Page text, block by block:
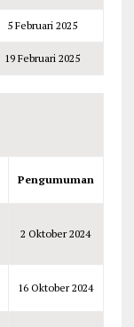
5 Februari 2025
19 Februari 2025
Pengumuman
2 Oktober 2024
16 Oktober 2024